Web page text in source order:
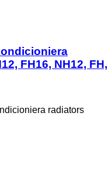
FH16, NH12, FH,
radiators